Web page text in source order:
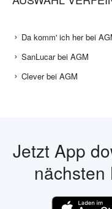
Da komm' ich her bei
SanLucar bei AGM
Clever bei AGM
Jetzt App
nächsten